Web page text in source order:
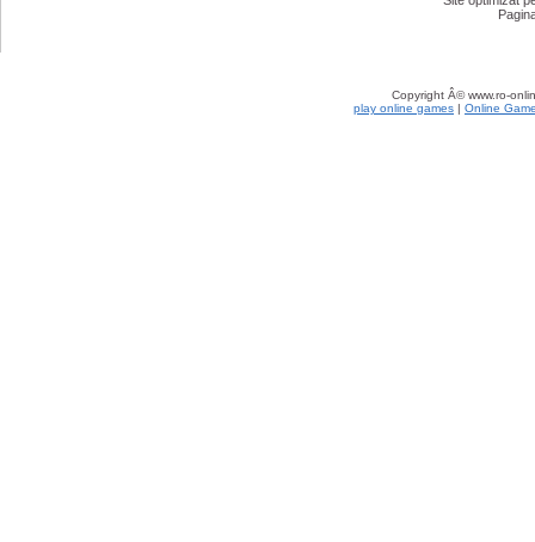
Copyright Â© www.ro-
play online games | Online